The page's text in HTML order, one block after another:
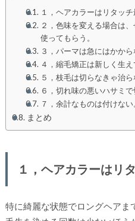
１，ヘアカラーはリタッチ
２，色味を変える場合は
使ってもらう。
３，パーマは急にはかから
４，縮毛矯正は新しく生え
５，枝毛は切らなきゃ治ら
６，切れ味の悪いハサミ
７，余計なものは付けない
まとめ
１，ヘアカラーはリ
特に綺麗な状態でロングヘアま